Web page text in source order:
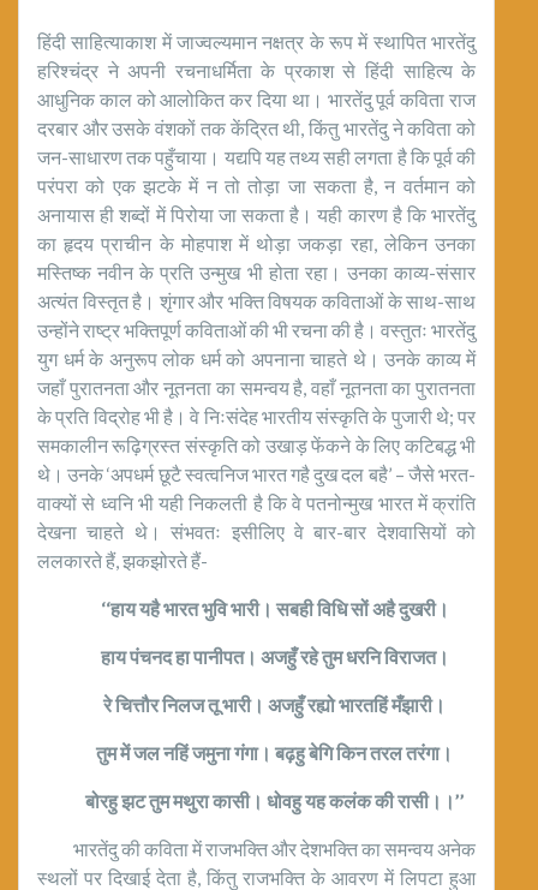
हिंदी साहित्याकाश में जाज्वल्यमान नक्षत्र के रूप में स्थापित भारतेंदु
हरिश्चंद्र ने अपनी रचनाधर्मिता के प्रकाश से हिंदी साहित्य के
आधुनिक काल को आलोकित कर दिया था। भारतेंदु पूर्व कविता राज
दरबार और उसके वंशकों तक केंद्रित थी, किंतु भारतेंदु ने कविता को
जन-साधारण तक पहुँचाया। यद्यपि यह तथ्य सही लगता है कि पूर्व की
परंपरा को एक झटके में न तो तोड़ा जा सकता है, न वर्तमान को
अनायास ही शब्दों में पिरोया जा सकता है। यही कारण है कि भारतेंदु
का हृदय प्राचीन के मोहपाश में थोड़ा जकड़ा रहा, लेकिन उनका
मस्तिष्क नवीन के प्रति उन्मुख भी होता रहा। उनका काव्य-संसार
अत्यंत विस्तृत है। शृंगार और भक्ति विषयक कविताओं के साथ-साथ
उन्होंने राष्ट्र भक्तिपूर्ण कविताओं की भी रचना की है। वस्तुतः भारतेंदु
युग धर्म के अनुरूप लोक धर्म को अपनाना चाहते थे। उनके काव्य में
जहाँ पुरातनता और नूतनता का समन्वय है, वहाँ नूतनता का पुरातनता
के प्रति विद्रोह भी है। वे निःसंदेह भारतीय संस्कृति के पुजारी थे; पर
समकालीन रूढ़िग्रस्त संस्कृति को उखाड़ फेंकने के लिए कटिबद्ध भी
थे। उनके ‘अपधर्म छूटै स्वत्वनिज भारत गहै दुख दल बहै’ – जैसे भरत-
वाक्यों से ध्वनि भी यही निकलती है कि वे पतनोन्मुख भारत में क्रांति
देखना चाहते थे। संभवतः इसीलिए वे बार-बार देशवासियों को
ललकारते हैं, झकझोरते हैं-
‘‘हाय यहै भारत भुवि भारी। सबही विधि सों अहै दुखरी।
हाय पंचनद हा पानीपत। अजहुँ रहे तुम धरनि विराजत।
रे चित्तौर निलज तू भारी। अजहुँ रह्यो भारतहिं मँझारी।
तुम में जल नहिं जमुना गंगा। बढ़हु बेगि किन तरल तरंगा।
बोरहु झट तुम मथुरा कासी। धोवहु यह कलंक की रासी।।’’
भारतेंदु की कविता में राजभक्ति और देशभक्ति का समन्वय अनेक
स्थलों पर दिखाई देता है, किंतु राजभक्ति के आवरण में लिपटा हुआ